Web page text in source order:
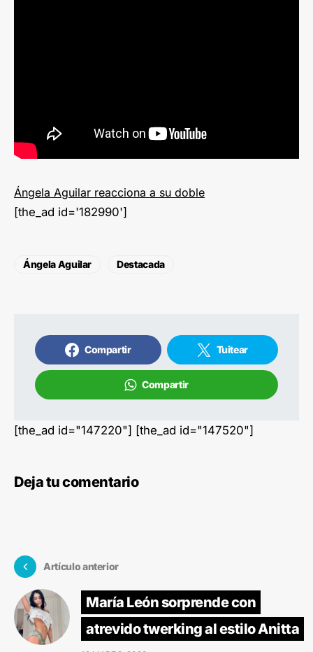
Ángela Aguilar reacciona a su doble
[the_ad id='182990']
Ángela Aguilar Destacada
Compartir Tuitear
Compartir
[the_ad id="147220"] [the_ad id="147520"]
Deja tu comentario
Artículo anterior
María León sorprende con
atrevido twerking al estilo Anitta